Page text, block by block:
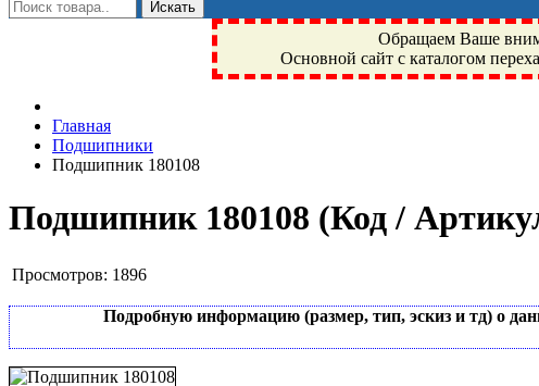
Обращаем Ваше
Основной сайт с каталогом
Фрязино, Антал+, плюс, Свердловский, Загорянский, Юбилейный,
техника, сварочные аппараты, NIS, NSK, JED, KPT, NXZ, ГПЗ,
NTN, SKF, купить, заказать
Главная
Подшипники
Подшипник 180108
Подшипник 180108 (Код /
Просмотров: 1896
Подробную информацию (размер, тип, эскиз и тд) о